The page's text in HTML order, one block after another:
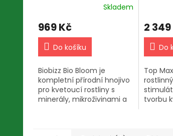
Skladem
969 Kč
Do košíku
Biobizz Bio Bloom je
kompletní přírodní hnojivo
pro kvetoucí rostliny s
minerály, mikroživinami a
2
Do
Top
tvorbu